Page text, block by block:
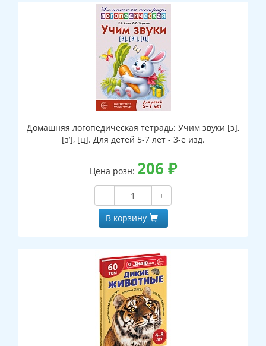
Домашняя логопедическая тетрадь: Учим звуки [з],
[з’], [ц]. Для детей 5-7 лет - 3-е изд.
Цена розн: 206 ₽
−
+
В корзину